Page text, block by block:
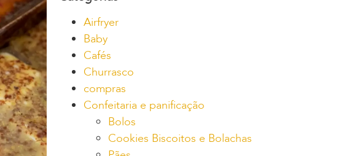
Airfryer
Baby
Cafés
Churrasco
compras
Confeitaria e panificação
Bolos
Cookies Biscoitos e Bolachas